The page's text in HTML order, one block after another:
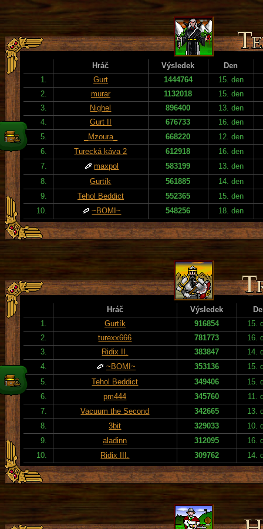
Hráč Výsledek
Den
1.
Gurt 1444764
15. den
2.
murar 1132018
15. den
3.
Nighel 896400
13. den
4.
Gurt II 676733
16. den
5.
_Mzoura_ 668220
12. den
6.
Turecká káva 2 612918
16. den
7.
maxpol 583199
13. den
8.
Gurtík 561885
14. den
9.
Tehol Beddict 552365
15. den
10.
~BOMI~ 548256 18. den
Hráč Výsledek
1.
Gurtík 916854
15.
2.
turexx666 781773
16.
3.
Ridix II. 383847
14.
4.
~BOMI~ 353136
15.
5.
Tehol Beddict 349406
15.
6.
pm444 345760
11.
7.
Vacuum the Second 342665
13.
8.
3bit 329033
10.
9.
aladinn 312095
16.
10.
Ridix III. 309762 14.